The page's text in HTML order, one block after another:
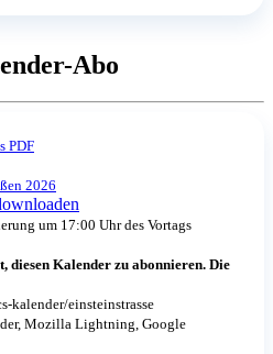
Abo
PDF
2026
um 17:00 Uhr des Vortags
diesen Kalender zu abonnieren. Die
kalender/einsteinstrasse
Mozilla Lightning, Google